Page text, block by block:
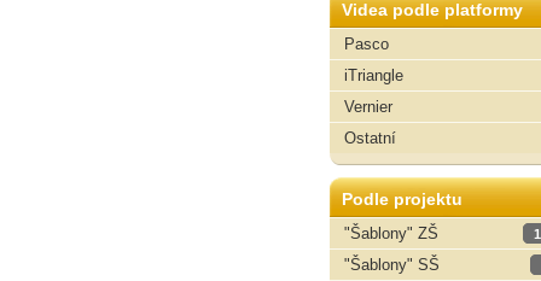
Videa podle platformy
Pasco
iTriangle
Vernier
Ostatní
Podle projektu
"Šablony" ZŠ
"Šablony" SŠ